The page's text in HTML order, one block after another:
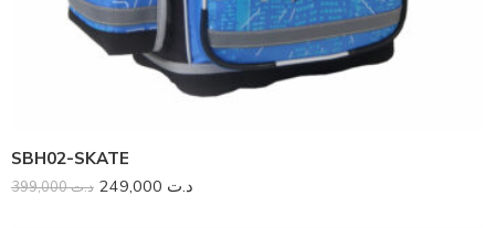
SBH02-SKATE
د.ت399,000 د.ت